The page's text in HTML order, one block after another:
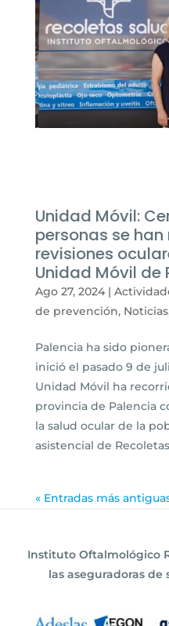
Unidad Móvil:
personas se
revisiones
Unidad Móvil de
Ago 27, 2024|
de prevención, Noticias
Palencia ha sido
inició el pasado 9 de
Unidad Móvil ha
provincia de Palencia
la salud ocular de la
asistencial de
« Entradas más
Instituto Oftalmológico
las aseguradoras de